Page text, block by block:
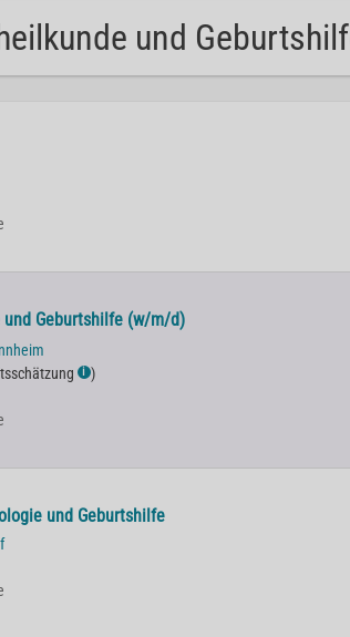
und
und Geburtshilfe (w/m/d)
ℹ )
und Geburtshilfe